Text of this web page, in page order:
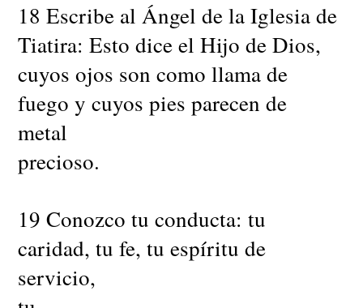
18 Escribe al Ángel de la Iglesia de
Tiatira: Esto dice el Hijo de Dios,
cuyos ojos son como llama de
fuego y cuyos pies parecen de
metal
precioso.
19 Conozco tu conducta: tu
caridad, tu fe, tu espíritu de
servicio,